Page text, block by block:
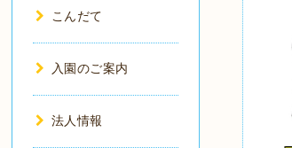
こんだて
入園のご案内
法人情報